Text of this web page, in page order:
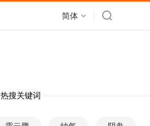
简体
热搜关键词